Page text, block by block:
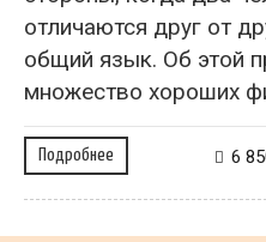
отличаются друг от
общий язык. Об этой
множество хороших
Подробнее 6